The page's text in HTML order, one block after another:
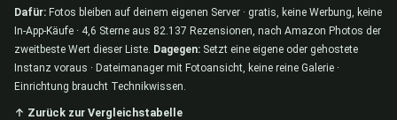
Dafür: Fotos bleiben auf deinem eigenen Server · gratis, keine Werbung, keine
In-App-Käufe · 4,6 Sterne aus 82.137 Rezensionen, nach Amazon Photos der
zweitbeste Wert dieser Liste. Dagegen: Setzt eine eigene oder gehostete
Instanz voraus · Dateimanager mit Fotoansicht, keine reine Galerie ·
Einrichtung braucht Technikwissen.
↑ Zurück zur Vergleichstabelle